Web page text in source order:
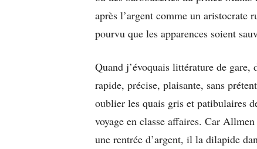
après l’argent comme un aristocrate
pourvu que les apparences soient
Quand j’évoquais littérature de
rapide, précise, plaisante, sans
oublier les quais gris et patibulaires
voyage en classe affaires. Car
une rentrée d’argent, il la dilapide